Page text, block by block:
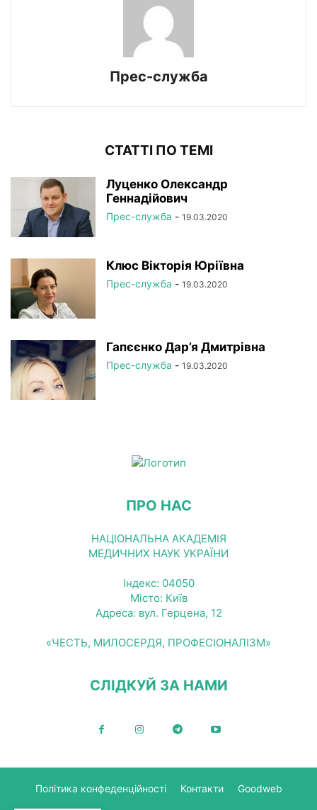
Прес-служба
СТАТТІ ПО ТЕМІ
Луценко Олександр
Геннадійович
Прес-служба - 19.03.2020
Клюс Вікторія Юріївна
Прес-служба - 19.03.2020
Гапєєнко Дар’я Дмитрівна
Прес-служба - 19.03.2020
ПРО НАС
НАЦІОНАЛЬНА АКАДЕМІЯ
МЕДИЧНИХ НАУК УКРАЇНИ
Індекс: 04050
Місто: Київ
Адреса: вул. Герцена, 12
«ЧЕСТЬ, МИЛОСЕРДЯ, ПРОФЕСІОНАЛІЗМ»
СЛІДКУЙ ЗА НАМИ
Політика конфеденційності Контакти Goodweb